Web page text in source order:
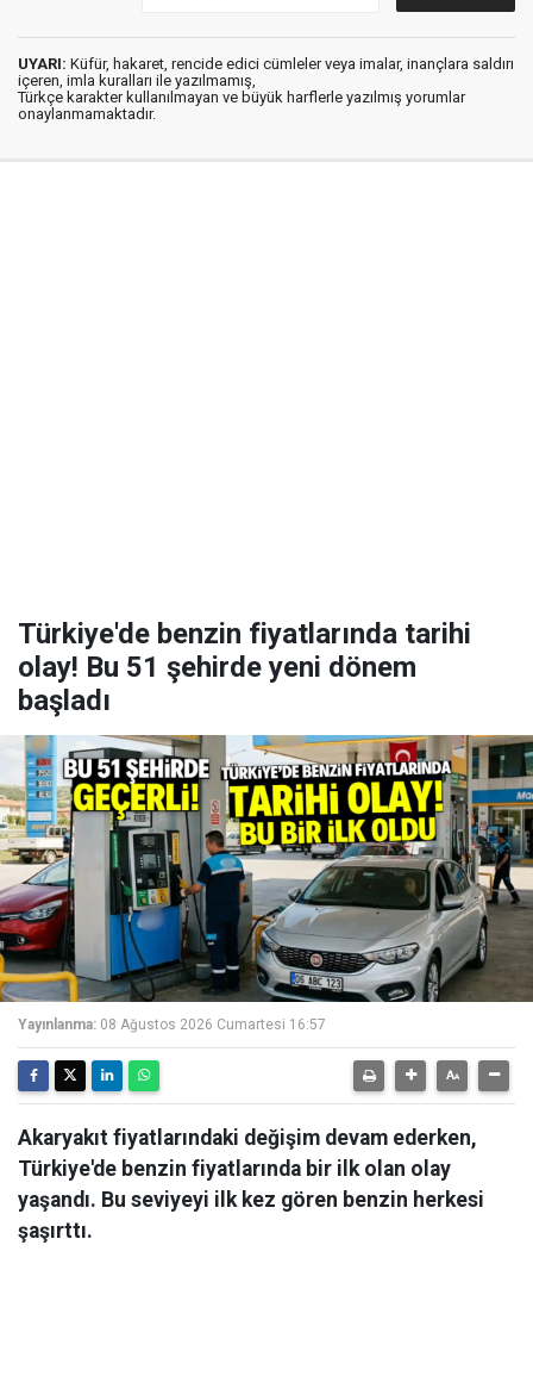
UYARI: Küfür, hakaret, rencide edici cümleler veya imalar, inançlara saldırı
içeren, imla kuralları ile yazılmamış,
Türkçe karakter kullanılmayan ve büyük harflerle yazılmış yorumlar
onaylanmamaktadır.
Türkiye'de benzin fiyatlarında tarihi
olay! Bu 51 şehirde yeni dönem
başladı
Yayınlanma: 08 Ağustos 2026 Cumartesi 16:57
Akaryakıt fiyatlarındaki değişim devam ederken,
Türkiye'de benzin fiyatlarında bir ilk olan olay
yaşandı. Bu seviyeyi ilk kez gören benzin herkesi
şaşırttı.